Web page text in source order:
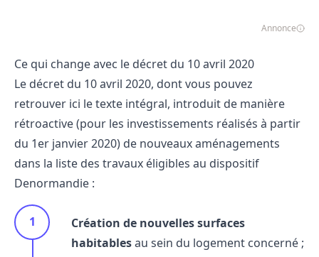
Annonce
Ce qui change avec le décret du 10 avril 2020
Le décret du 10 avril 2020, dont vous pouvez
retrouver ici le texte intégral, introduit de manière
rétroactive (pour les investissements réalisés à partir
du 1er janvier 2020) de nouveaux aménagements
dans la liste des travaux éligibles au dispositif
Denormandie :
Création de nouvelles surfaces
habitablesau sein du logement concerné ;